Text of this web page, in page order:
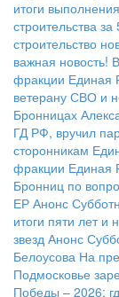
итоги
строительства за
строительство
важная новость!
фракции Единая
ветерану СВО и
Бронницах
ГД РФ, вручил
сторонникам
фракции Единая
Бронниц по
ЕР Анонс
итоги пяти лет и
звезд Анонс
Белоусова На
Подмосковье
Победы – 2026: